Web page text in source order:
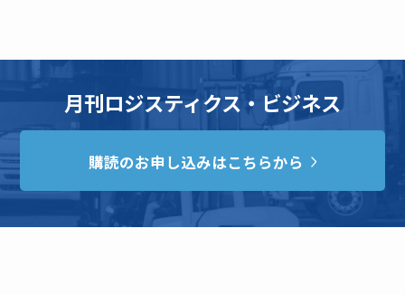
月刊ロジスティクス・ビジネス
購読のお申し込みはこちらから